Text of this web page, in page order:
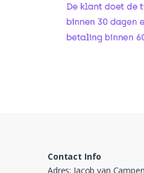
Contact Info
Adres: Jacob van